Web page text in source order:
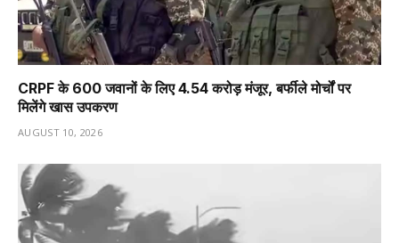
CRPF के 600 जवानों के लिए ₹4.54 करोड़ मंजूर, बर्फीले मोर्चों पर
मिलेंगे खास उपकरण
AUGUST 10, 2026